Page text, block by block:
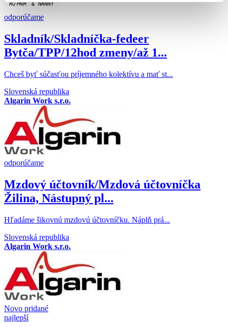
odporúčame
Skladník/Skladníčka-fedeer
Bytča/TPP/12hod zmeny/až 1...
Chceš byť súčasťou príjemného kolektívu a mať st...
Slovenská republika
Algarin Work s.r.o.
odporúčame
Mzdový účtovník/Mzdová účtovníčka
Žilina, Nástupný pl...
​Hľadáme šikovnú mzdovú účtovníčku. Náplň prá...
Slovenská republika
Algarin Work s.r.o.
Novo pridané
najlepší